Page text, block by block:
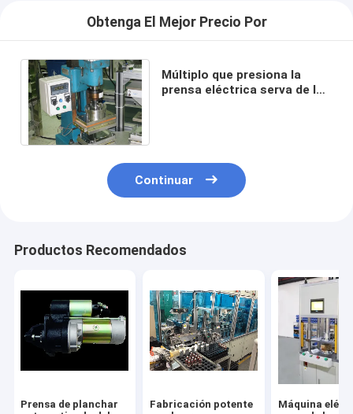
Obtenga El Mejor Precio Por
Múltiplo que presiona la
prensa eléctrica serva de los
Continuar
Productos Recomendados
Prensa de planchar
Fabricación potente
Máquina